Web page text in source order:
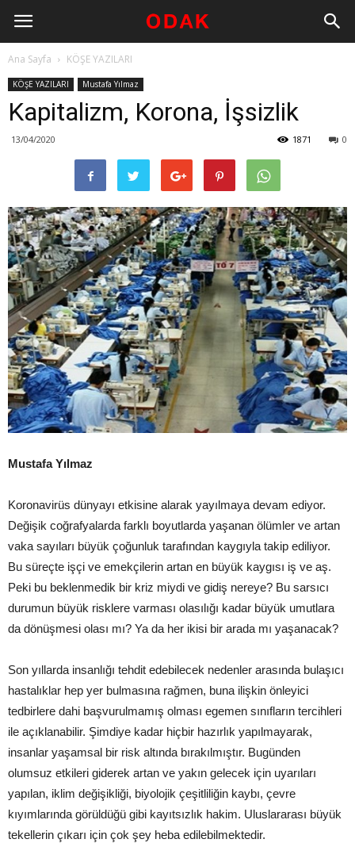
Ana Sayfa KÖŞE YAZILARI
KÖŞE YAZILARI Mustafa Yılmaz
Kapitalizm, Korona, İşsizlik
13/04/2020 0
1871
Mustafa Yılmaz
Koronavirüs dünyayı etkisine alarak yayılmaya devam ediyor.
Değişik coğrafyalarda farklı boyutlarda yaşanan ölümler ve artan
vaka sayıları büyük çoğunluk tarafından kaygıyla takip ediliyor.
Bu süreçte işçi ve emekçilerin artan en büyük kaygısı iş ve aş.
Peki bu beklenmedik bir kriz miydi ve gidiş nereye? Bu sarsıcı
durumun büyük risklere varması olasılığı kadar büyük umutlara
da dönüşmesi olası mı? Ya da her ikisi bir arada mı yaşanacak?
Son yıllarda insanlığı tehdit edebilecek nedenler arasında bulaşıcı
hastalıklar hep yer bulmasına rağmen, buna ilişkin önleyici
tedbirlere dahi başvurulmamış olması egemen sınıfların tercihleri
ile açıklanabilir. Şimdiye kadar hiçbir hazırlık yapılmayarak,
insanlar yaşamsal bir risk altında bırakılmıştır. Bugünden
olumsuz etkileri giderek artan ve yakın gelecek için uyarıları
yapılan, iklim değişikliği, biyolojik çeşitliliğin kaybı, çevre
kıyımlarında görüldüğü gibi kayıtsızlık hakim. Uluslararası büyük
tekellerin çıkarı için çok şey heba edilebilmektedir.